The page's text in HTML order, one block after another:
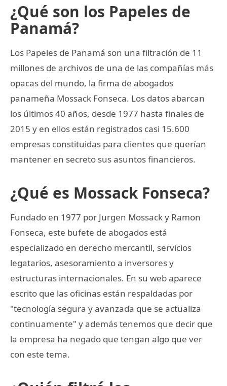
¿Qué son los Papeles de
Panamá?
Los Papeles de Panamá son una filtración de 11
millones de archivos de una de las compañías más
opacas del mundo, la firma de abogados
panameña Mossack Fonseca. Los datos abarcan
los últimos 40 años, desde 1977 hasta finales de
2015 y en ellos están registrados casi 15.600
empresas constituidas para clientes que querían
mantener en secreto sus asuntos financieros.
¿Qué es Mossack Fonseca?
Fundado en 1977 por Jurgen Mossack y Ramon
Fonseca, este bufete de abogados está
especializado en derecho mercantil, servicios
legatarios, asesoramiento a inversores y
estructuras internacionales. En su web aparece
escrito que las oficinas están respaldadas por
"tecnología segura y avanzada que se actualiza
continuamente" y además tenemos que decir que
la empresa ha negado que tengan algo que ver
con este tema.